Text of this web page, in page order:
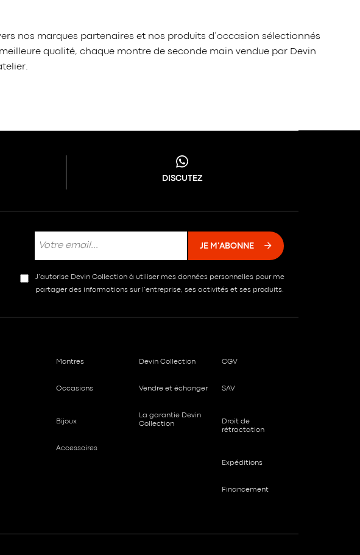
nos marques partenaires et nos produits d’occasion sélectionnés
qualité, chaque montre de seconde main vendue par Devin
DISCUTEZ
JE M'ABONNE
J’autorise Devin Collection à utiliser mes données personnelles pour me
partager des informations sur l’entreprise, ses activités et ses produits.
Montres
Occasions
Bijoux
Accessoires
Devin Collection
Vendre et échanger
La garantie Devin
Collection
CGV
SAV
Droit de
rétractation
Expéditions
Financement